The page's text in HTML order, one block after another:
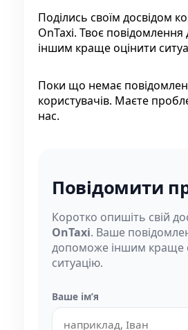
Поділись своїм досвідом
OnTaxi. Твоє
іншим краще оцінити
Поки що немає
користувачів. Маєте
нас.
Повідомити
Коротко опишіть свій
OnTaxi. Ваше
допоможе іншим краще
ситуацію.
Ваше імʼя